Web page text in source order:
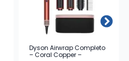
Dyson Airwrap Completo
– Coral Copper –